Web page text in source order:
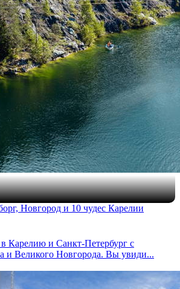
Новгород и 10 чудес Карелии
Карелию и Санкт-Петербург с
и Великого Новгорода. Вы увиди...